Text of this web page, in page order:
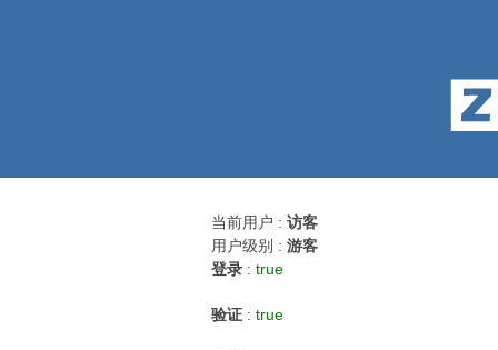
当前用户 : 访客
用户级别 : 游客
登录 : true
验证 : true